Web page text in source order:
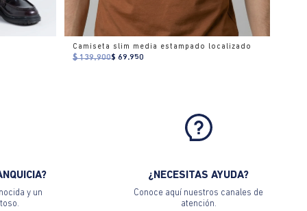
Camiseta slim media estampado localizado
$ 139.900$ 69.950
y un
¿NECESITAS AYUDA?
Conoce aquí nuestros canales de
atención.